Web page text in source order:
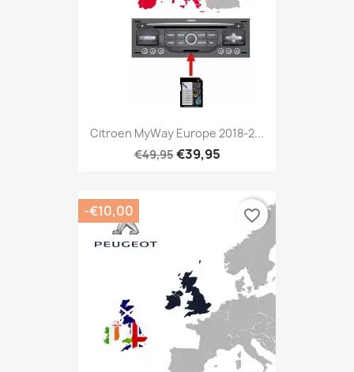
Citroen MyWay Europe 2018-2...
€49,95€39,95
-€10,00 favorite_border